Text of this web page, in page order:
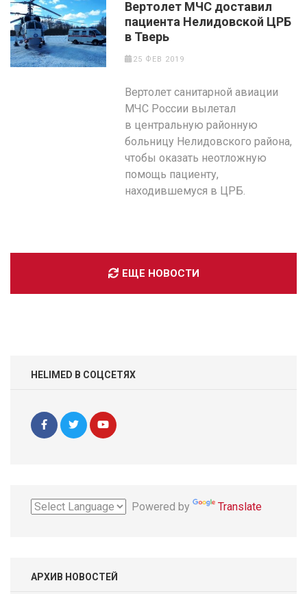
Вертолет МЧС доставил
пациента Нелидовской ЦРБ
в Тверь
25 ФЕВ 2019
Вертолет санитарной авиации
МЧС России вылетал
в центральную районную
больницу Нелидовского района,
чтобы оказать неотложную
помощь пациенту,
находившемуся в ЦРБ.
ЕЩЕ НОВОСТИ
HELIMED В СОЦСЕТЯХ
Powered by Translate
АРХИВ НОВОСТЕЙ